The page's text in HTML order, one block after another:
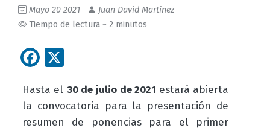
Mayo 20 2021
Juan David Martinez
Tiempo de lectura ~ 2 minutos
Facebook
Hasta el 30 de julio de 2021 estará abierta
la convocatoria para la presentación de
resumen de ponencias para el primer